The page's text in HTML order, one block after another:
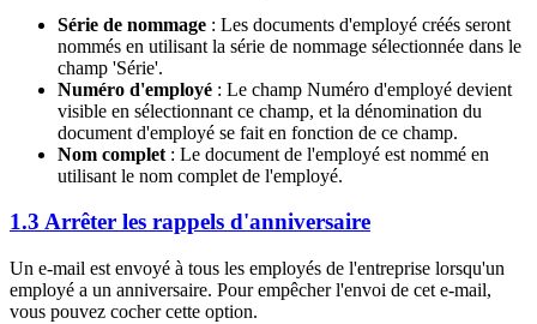
Série de nommage : Les documents d'employé créés seront
nommés en utilisant la série de nommage sélectionnée dans le
champ 'Série'.
Numéro d'employé : Le champ Numéro d'employé devient
visible en sélectionnant ce champ, et la dénomination du
document d'employé se fait en fonction de ce champ.
Nom complet : Le document de l'employé est nommé en
utilisant le nom complet de l'employé.
1.3 Arrêter les rappels d'anniversaire
Un e-mail est envoyé à tous les employés de l'entreprise lorsqu'un
employé a un anniversaire. Pour empêcher l'envoi de cet e-mail,
vous pouvez cocher cette option.